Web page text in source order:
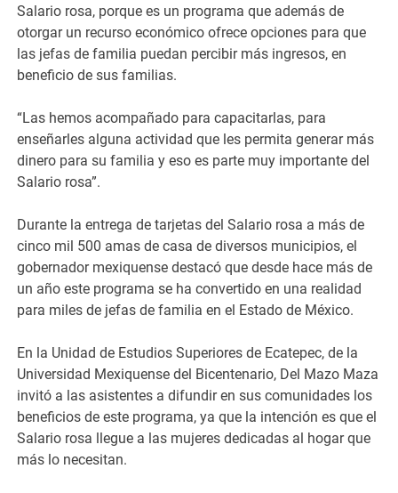
Salario rosa, porque es un programa que además de
otorgar un recurso económico ofrece opciones para que
las jefas de familia puedan percibir más ingresos, en
beneficio de sus familias.
“Las hemos acompañado para capacitarlas, para
enseñarles alguna actividad que les permita generar más
dinero para su familia y eso es parte muy importante del
Salario rosa”.
Durante la entrega de tarjetas del Salario rosa a más de
cinco mil 500 amas de casa de diversos municipios, el
gobernador mexiquense destacó que desde hace más de
un año este programa se ha convertido en una realidad
para miles de jefas de familia en el Estado de México.
En la Unidad de Estudios Superiores de Ecatepec, de la
Universidad Mexiquense del Bicentenario, Del Mazo Maza
invitó a las asistentes a difundir en sus comunidades los
beneficios de este programa, ya que la intención es que el
Salario rosa llegue a las mujeres dedicadas al hogar que
más lo necesitan.